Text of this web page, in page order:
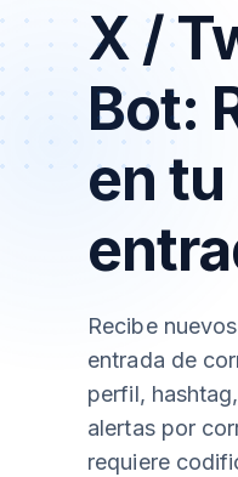
X /
Bot:
en
Recibe
entrada de
perfil,
alertas por
requiere